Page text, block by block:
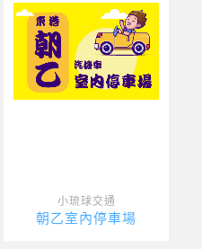
小琉球交通
朝乙室內停車場